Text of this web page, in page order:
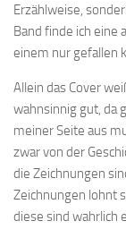
Erzählweise,
Band finde ich eine
einem nur gefallen
Allein das Cover
wahnsinnig gut, da
meiner Seite aus
zwar von der
die Zeichnungen
Zeichnungen lohnt
diese sind wahrlich